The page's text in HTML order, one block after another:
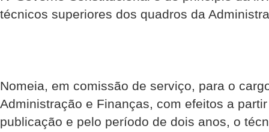
técnicos superiores dos quadros da
Nomeia, em comissão de serviço, para o
Administração e Finanças, com efeitos a
publicação e pelo período de dois anos, o